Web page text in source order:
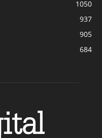
1050
937
905
684